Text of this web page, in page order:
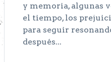
y memoria, algunas
el tiempo, los
para seguir
después...